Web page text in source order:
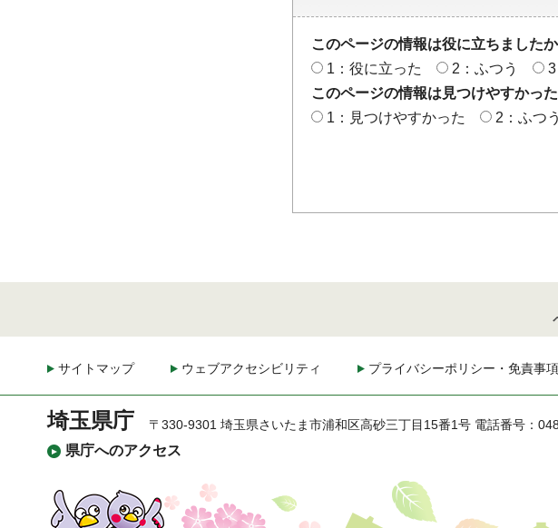
このページの情報は役に立ちました
1：役に立った
2：ふつう
このページの情報は見つけやすかっ
1：見つけやすかった
2：ふつう
サイトマップ ウェブアクセシビリティ プライバシーポリシー・免責事項
埼玉県庁
県庁へのアクセス
〒330-9301 埼玉県さいたま市浦和区高砂三丁目15番1号 電話番号：